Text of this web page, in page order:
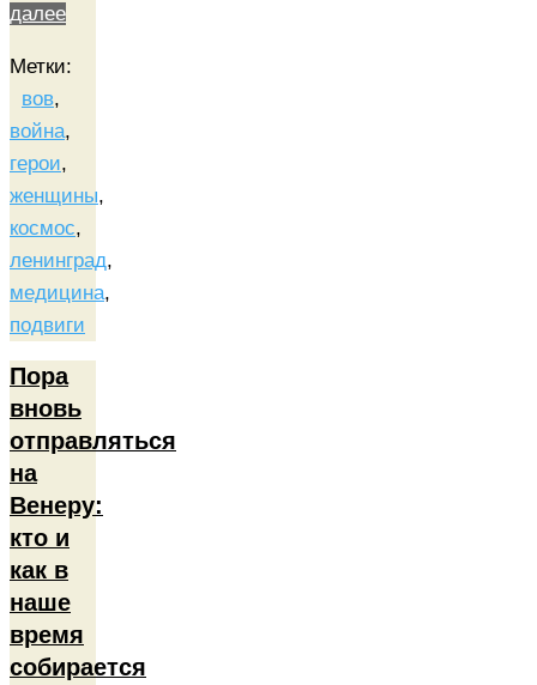
далее
Метки:
вов,
война,
герои,
женщины,
космос,
ленинград,
медицина,
подвиги
Пора
вновь
отправляться
на
Венеру:
кто и
как в
наше
время
собирается